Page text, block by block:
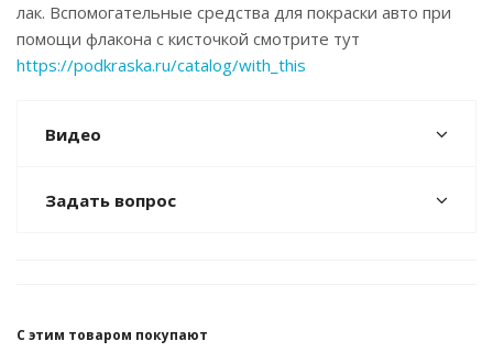
лак. Вспомогательные средства для покраски авто при
помощи флакона с кисточкой смотрите тут
https://podkraska.ru/catalog/with_this
Видео
Задать вопрос
С этим товаром покупают